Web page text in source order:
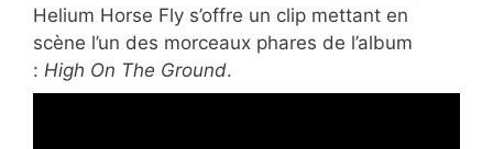
Helium Horse Fly s’offre un clip mettant en
scène l’un des morceaux phares de l’album
: High On The Ground.